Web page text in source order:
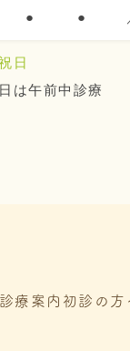
● ●
日
は午前中診療
診療案内 初診の方